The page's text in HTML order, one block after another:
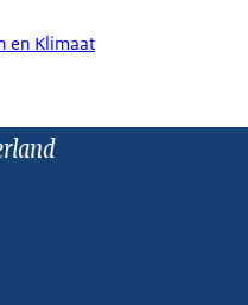
en Klimaat